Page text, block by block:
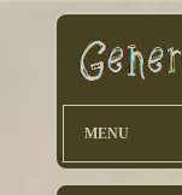
MENU